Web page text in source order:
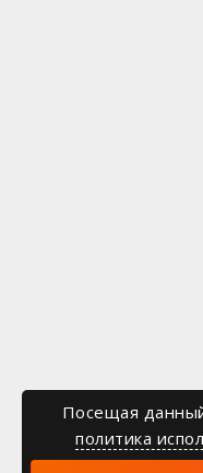
Посещая
политика